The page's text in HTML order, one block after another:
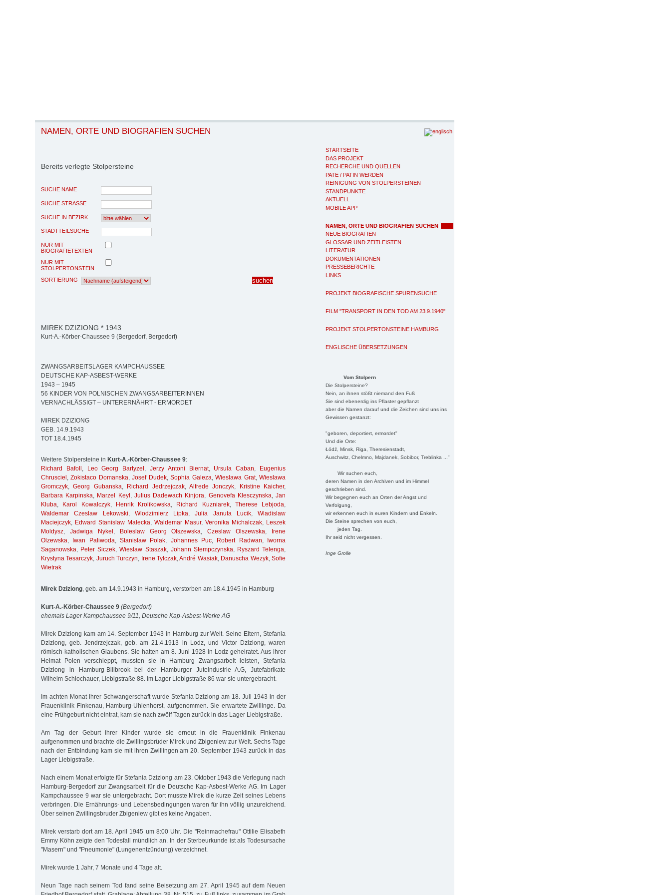
STARTSEITE
DAS PROJEKT
RECHERCHE UND QUELLEN
PATE / PATIN WERDEN
REINIGUNG VON STOLPERSTEINEN
STANDPUNKTE
AKTUELL
MOBILE APP
NAMEN, ORTE UND BIOGRAFIEN SUCHEN
NEUE BIOGRAFIEN
GLOSSAR UND ZEITLEISTEN
LITERATUR
DOKUMENTATIONEN
PRESSEBERICHTE
LINKS
PROJEKT BIOGRAFISCHE SPURENSUCHE
FILM "TRANSPORT IN DEN TOD AM 23.9.1940"
PROJEKT STOLPERTONSTEINE HAMBURG
ENGLISCHE ÜBERSETZUNGEN
Vom Stolpern
Die Stolpersteine?
Nein, an ihnen stößt niemand den Fuß
Sie sind ebenerdig ins Pflaster gepflanzt
aber die Namen darauf und die Zeichen sind uns ins
Gewissen gestanzt:
"geboren, deportiert, ermordet"
Und die Orte:
Łódź, Minsk, Riga, Theresienstadt,
Auschwitz, Chelmno, Majdanek, Sobibor, Treblinka ..."
Wir suchen euch,
deren Namen in den Archiven und im Himmel
geschrieben sind.
Wir begegnen euch an Orten der Angst und
Verfolgung,
wir erkennen euch in euren Kindern und Enkeln.
Die Steine sprechen von euch,
jeden Tag.
Ihr seid nicht vergessen.
Inge Grolle
NAMEN, ORTE UND BIOGRAFIEN SUCHEN
Bereits verlegte Stolpersteine
SUCHE NAME
SUCHE STRASSE
SUCHE IN BEZIRK
STADTTEILSUCHE
NUR MIT
BIOGRAFIETEXTEN
NUR MIT
STOLPERTONSTEIN
SORTIERUNG
MIREK DZIZIONG * 1943
Kurt-A.-Körber-Chaussee 9 (Bergedorf, Bergedorf)
ZWANGSARBEITSLAGER KAMPCHAUSSEE
DEUTSCHE KAP-ASBEST-WERKE
1943 – 1945
56 KINDER VON POLNISCHEN ZWANGSARBEITERINNEN
VERNACHLÄSSIGT – UNTERERNÄHRT - ERMORDET
MIREK DZIZIONG
GEB. 14.9.1943
TOT 18.4.1945
Weitere Stolpersteine in Kurt-A.-Körber-Chaussee 9:
Richard Bafoll , Leo Georg Bartyzel ,Jerzy Antoni Biernat, Ursula Caban,
Eugenius
Chrusciel ,Zokistaco Domanska,Josef Dudek,Sophia Galeza,Wieslawa Grat,Wieslawa
Gromczyk,Georg Gubanska, Richard Jedrzejczak, Alfrede Jonczyk, Kristine Kaicher,
Barbara Karpinska, Marzel Keyl , Julius Dadewach Kinjora, Genovefa Klesczynska,Jan
Kluba, Karol Kowalczyk, Henrik Krolikowska, Richard Kuzniarek, Therese Lebjoda,
Waldemar Czeslaw Lekowski, Wlodzimierz Lipka,Julia Januta Lucik, Wladislaw
Maciejczyk, Edward Stanislaw Malecka, Waldemar Masur, Veronika Michalczak, Leszek
Moldysz, Jadwiga Nykel , Boleslaw Georg Olszewska,Czeslaw Olszewska,
Irene
Olzewska, Iwan Paliwoda,Stanislaw Polak, Johannes Puc, Robert Radwan,
Iworna
Saganowska, Peter Siczek,Wieslaw Staszak, Johann Stempczynska, Ryszard Telenga,
Krystyna Tesarczyk, Juruch Turczyn, Irene Tylczak,André Wasiak, Danuscha Wezyk,Sofie
Wietrak
Mirek Dziziong , geb. am 14.9.1943 in Hamburg, verstorben am 18.4.1945 in Hamburg
Kurt-A.-Körber-Chaussee 9 (Bergedorf)
ehemals Lager Kampchaussee 9/11, Deutsche Kap-Asbest-Werke AG
Mirek Dziziong kam am 14. September 1943 in Hamburg zur Welt. Seine Eltern, Stefania
Dziziong, geb. Jendrzejczak, geb. am 21.4.1913 in Lodz, und Victor Dziziong, waren
römisch-katholischen Glaubens. Sie hatten am 8. Juni 1928 in Lodz geheiratet. Aus ihrer
Heimat Polen verschleppt, mussten sie in Hamburg Zwangsarbeit leisten, Stefania
Dziziong in Hamburg-Billbrook bei der Hamburger Juteindustrie A.G, Jutefabrikate
Wilhelm Schlochauer, Liebigstraße 88. Im Lager Liebigstraße 86 war sie untergebracht.
Im achten Monat ihrer Schwangerschaft wurde Stefania Dziziong am 18. Juli 1943 in der
Frauenklinik Finkenau, Hamburg-Uhlenhorst, aufgenommen. Sie erwartete Zwillinge. Da
eine Frühgeburt nicht eintrat, kam sie nach zwölf Tagen zurück in das Lager Liebigstraße.
Am Tag der Geburt ihrer Kinder wurde sie erneut in die Frauenklinik Finkenau
aufgenommen und brachte die Zwillingsbrüder Mirek und Zbigeniew zur Welt. Sechs Tage
nach der Entbindung kam sie mit ihren Zwillingen am 20. September 1943 zurück in das
Lager Liebigstraße.
Nach einem Monat erfolgte für Stefania Dziziong am 23. Oktober 1943 die Verlegung nach
Hamburg-Bergedorf zur Zwangsarbeit für die Deutsche Kap-Asbest-Werke AG. Im Lager
Kampchaussee 9 war sie untergebracht. Dort musste Mirek die kurze Zeit seines Lebens
verbringen. Die Ernährungs- und Lebensbedingungen waren für ihn völlig unzureichend.
Über seinen Zwillingsbruder Zbigeniew gibt es keine Angaben.
Mirek verstarb dort am 18. April 1945 um 8:00 Uhr. Die "Reinmachefrau" Ottilie Elisabeth
Emmy Köhn zeigte den Todesfall mündlich an. In der Sterbeurkunde ist als Todesursache
"Masern" und "Pneumonie" (Lungenentzündung) verzeichnet.
Mirek wurde 1 Jahr, 7 Monate und 4 Tage alt.
Neun Tage nach seinem Tod fand seine Beisetzung am 27. April 1945 auf dem Neuen